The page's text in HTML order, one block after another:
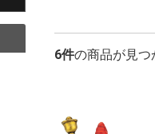
6件の商品が見つ